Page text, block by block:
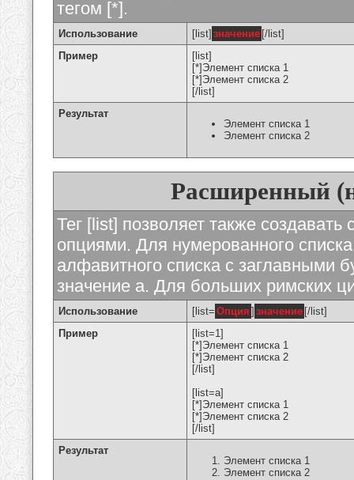
тегом [*].
Использование [list] значение [/list]
Пример
[list]
[*]Элемент списка 1
[*]Элемент списка 2
[/list]
Результат
Элемент списка 1
Элемент списка 2
Расширенный
Тег [list] позволяет также
опциями. Для нумерованного
алфавитного списка с заглавными
значение а. Для больших римских
Использование [list= Опция ] значение [/list]
Пример
[list=1]
[*]Элемент списка 1
[*]Элемент списка 2
[/list]
[list=a]
[*]Элемент списка 1
[*]Элемент списка 2
[/list]
Результат
Элемент списка 1
Элемент списка 2